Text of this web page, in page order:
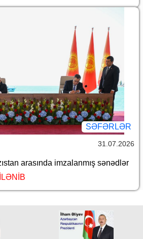
SƏFƏRLƏR
31.07.2026
arasında imzalanmış sənədlər